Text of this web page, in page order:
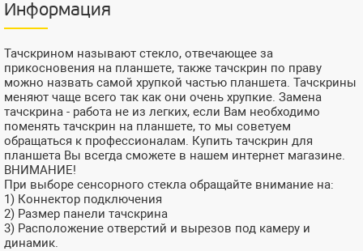
Информация
Тачскрином называют стекло, отвечающее за
прикосновения на планшете, также тачскрин по праву
можно назвать самой хрупкой частью планшета. Тачскрины
меняют чаще всего так как они очень хрупкие. Замена
тачскрина - работа не из легких, если Вам необходимо
поменять тачскрин на планшете, то мы советуем
обращаться к профессионалам. Купить тачскрин для
планшета Вы всегда сможете в нашем интернет магазине.
ВНИМАНИЕ!
При выборе сенсорного стекла обращайте внимание на:
1) Коннектор подключения
2) Размер панели тачскрина
3) Расположение отверстий и вырезов под камеру и
динамик.